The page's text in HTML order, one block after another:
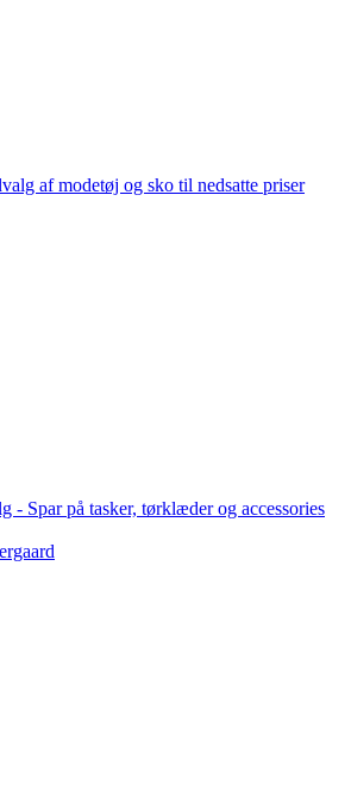
af modetøj og sko til nedsatte priser
- Spar på tasker, tørklæder og accessories